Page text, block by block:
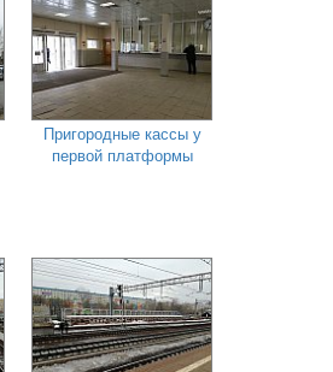
Пригородные кассы у
первой платформы